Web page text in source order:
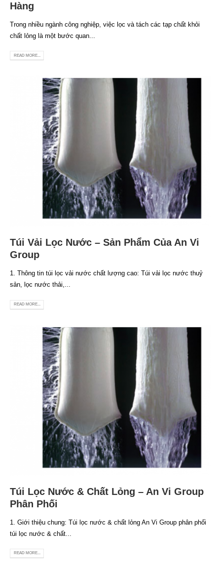
Hàng
Trong nhiều ngành công nghiệp, việc lọc và tách các tạp chất khỏi
chất lỏng là một bước quan...
READ MORE...
Túi Vải Lọc Nước – Sản Phẩm Của An Vi
Group
1. Thông tin túi lọc vải nước chất lượng cao: Túi vải lọc nước thuỷ
sản, lọc nước thải,...
READ MORE...
Túi Lọc Nước & Chất Lỏng – An Vi Group
Phân Phối
1. Giới thiệu chung: Túi lọc nước & chất lỏng An Vi Group phân phối
túi lọc nước & chất...
READ MORE...